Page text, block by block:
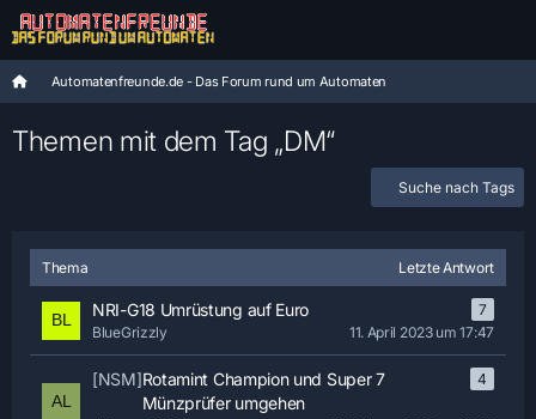
Automatenfreunde.de - Das Forum rund um Automaten
Themen mit dem Tag „DM“
Suche nach Tags
Thema Letzte Antwort
NRI-G18 Umrüstung auf Euro
7
BlueGrizzly
11. April 2023 um 17:47
[NSM]Rotamint Champion und Super 7
Münzprüfer umgehen
4